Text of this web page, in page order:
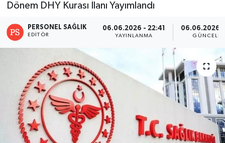
Dönem DHY Kurası İlanı Yayımlandı
PERSONEL SAĞLIK
EDITÖR
06.06.2026 - 22:41
YAYINLANMA
06.06.2026
Sendika
Kpss - Sınav
Haber Arşivi